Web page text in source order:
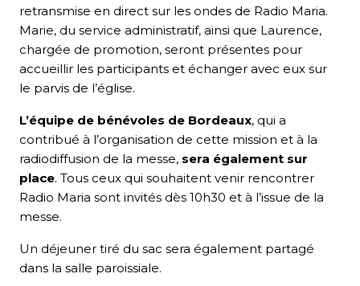
retransmise en direct sur les ondes de Radio Maria.
Marie, du service administratif, ainsi que Laurence,
chargée de promotion, seront présentes pour
accueillir les participants et échanger avec eux sur
le parvis de l’église.
L’équipe de bénévoles de Bordeaux, qui a
contribué à l’organisation de cette mission et à la
radiodiffusion de la messe, sera également sur
place. Tous ceux qui souhaitent venir rencontrer
Radio Maria sont invités dès 10h30 et à l’issue de la
messe.
Un déjeuner tiré du sac sera également partagé
dans la salle paroissiale.